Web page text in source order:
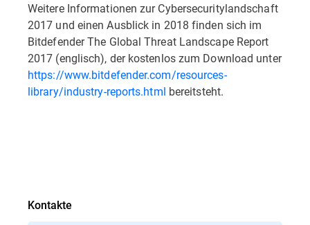
Weitere Informationen zur Cybersecuritylandschaft
2017 und einen Ausblick in 2018 finden sich im
Bitdefender The Global Threat Landscape Report
2017 (englisch), der kostenlos zum Download unter
https://www.bitdefender.com/resources-
library/industry-reports.html bereitsteht.
Kontakte